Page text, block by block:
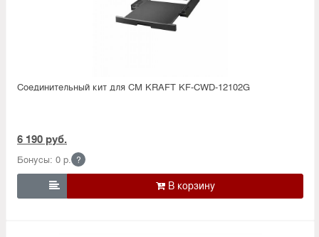
Соединительный кит для СМ KRAFT KF-CWD-12102G
6 190 руб.
Бонусы: 0 р. ?
